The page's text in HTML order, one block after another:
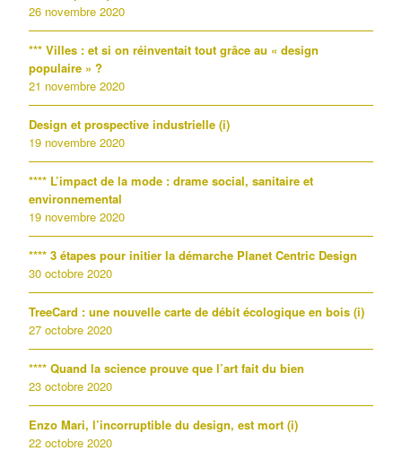
26 novembre 2020
*** Villes : et si on réinventait tout grâce au « design
populaire » ?
21 novembre 2020
Design et prospective industrielle (i)
19 novembre 2020
**** L’impact de la mode : drame social, sanitaire et
environnemental
19 novembre 2020
**** 3 étapes pour initier la démarche Planet Centric Design
30 octobre 2020
TreeCard : une nouvelle carte de débit écologique en bois (i)
27 octobre 2020
**** Quand la science prouve que l’art fait du bien
23 octobre 2020
Enzo Mari, l’incorruptible du design, est mort (i)
22 octobre 2020